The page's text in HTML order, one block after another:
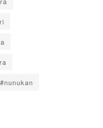
#nunukan